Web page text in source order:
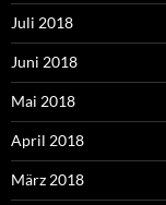
Juli 2018
Juni 2018
Mai 2018
April 2018
März 2018